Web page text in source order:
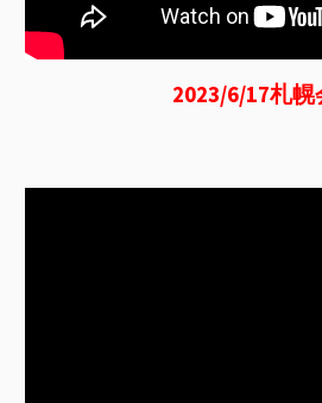
2023/6/17札幌